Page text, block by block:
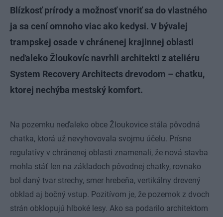
Blízkosť prírody a možnosť vnoriť sa do vlastného
ja sa cení omnoho viac ako kedysi. V bývalej
trampskej osade v chránenej krajinnej oblasti
neďaleko Žloukovíc navrhli architekti z ateliéru
System Recovery Architects drevodom – chatku,
ktorej nechýba mestský komfort.
Na pozemku neďaleko obce Žloukovice stála pôvodná
chatka, ktorá už nevyhovovala svojmu účelu. Prísne
regulatívy v chránenej oblasti znamenali, že nová stavba
mohla stáť len na základoch pôvodnej chatky, rovnako
bol daný tvar strechy, smer hrebeňa, vertikálny drevený
obklad aj bočný vstup. Pozitívom je, že pozemok z dvoch
strán obklopujú hlboké lesy. Ako sa podarilo architektom